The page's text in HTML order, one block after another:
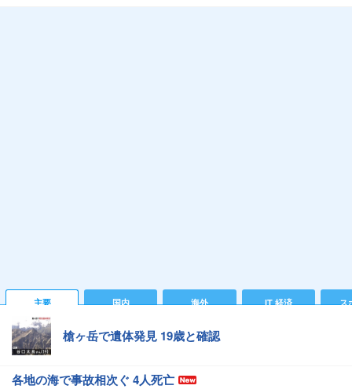
主要 国内 海外 IT 経済 ス
槍ヶ岳で遺体発見 19歳と確認
各地の海で事故相次ぐ 4人死亡